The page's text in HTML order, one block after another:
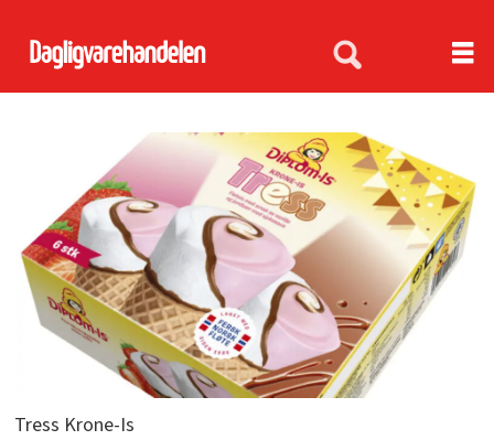
Tress Krone-Is